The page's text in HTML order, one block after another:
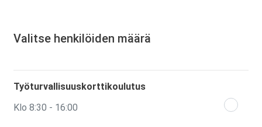
Valitse henkilöiden määrä
Työturvallisuuskorttikoulutus
Klo 8:30 - 16:00